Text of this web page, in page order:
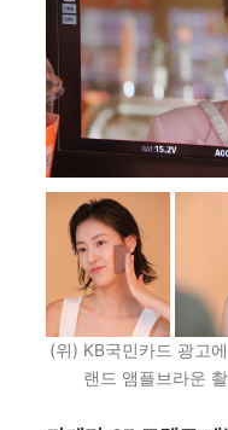
(위) KB국민카드 광고
랜드 앰플브라운